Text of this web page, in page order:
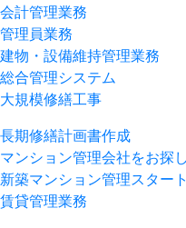
会計管理業務
管理員業務
建物・設備維持管理業務
総合管理システム
大規模修繕工事
長期修繕計画書作成
マンション管理会社をお探
新築マンション管理スター
賃貸管理業務